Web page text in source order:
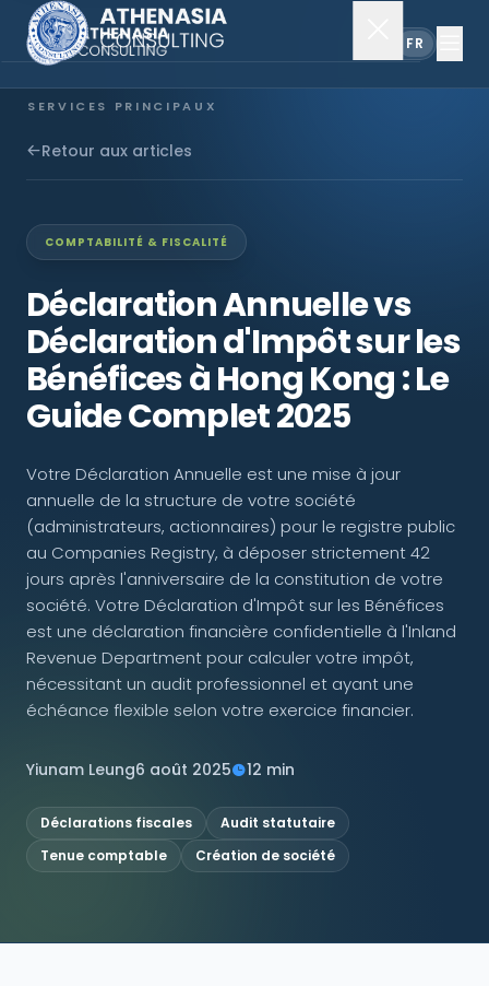
FR
SERVICES PRINCIPAUX
Constitution de société
Comptabilité & audit
EXPLORER
À propos
NOUS SUIVRE
Contactez-nous
Retour aux articles
COMPTABILITÉ & FISCALITÉ
Déclaration Annuelle vs
Déclaration d'Impôt sur les
Bénéfices à Hong Kong : Le
Guide Complet 2025
Votre Déclaration Annuelle est une mise à jour
annuelle de la structure de votre société
(administrateurs, actionnaires) pour le registre public
au Companies Registry, à déposer strictement 42
jours après l'anniversaire de la constitution de votre
société. Votre Déclaration d'Impôt sur les Bénéfices
est une déclaration financière confidentielle à l'Inland
Revenue Department pour calculer votre impôt,
nécessitant un audit professionnel et ayant une
échéance flexible selon votre exercice financier.
Yiunam Leung6 août 2025 12 min
Déclarations fiscales
Audit statutaire
Tenue comptable
Création de société